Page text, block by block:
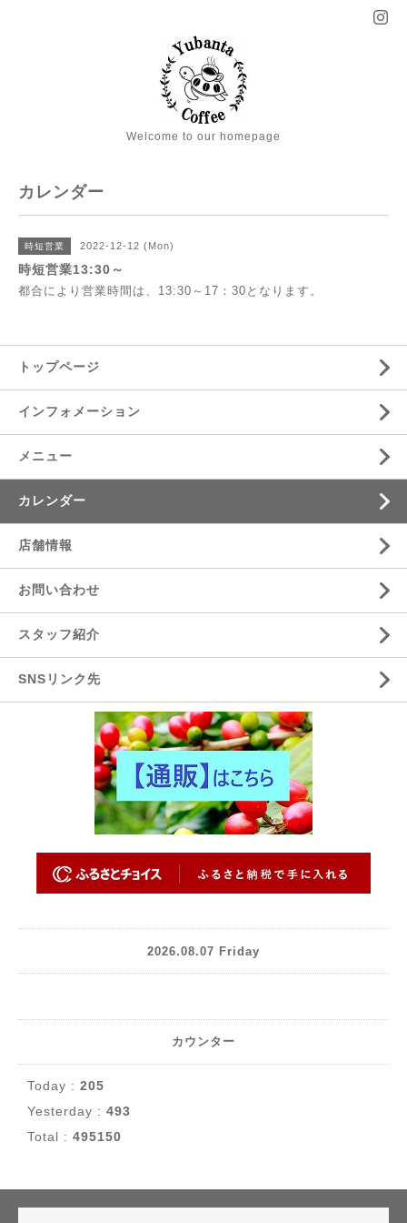
Welcome to our homepage
カレンダー
時短営業 2022-12-12 (Mon)
時短営業13:30～
都合により営業時間は、13:30～17：30となります。
トップページ
インフォメーション
メニュー
カレンダー
店舗情報
お問い合わせ
スタッフ紹介
SNSリンク先
2026.08.07 Friday
カウンター
Today : 205
Yesterday : 493
Total : 495150